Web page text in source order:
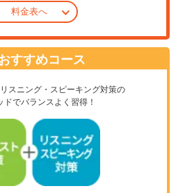
料金表へ
すすめコース
スニング・スピーキング対策の
ドでバランスよく習得！